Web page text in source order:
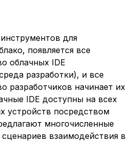
для
появляется все
облачных IDE
разработки), и все
разработчиков начинает их
IDE доступны на всех
устройств посредством
многочисленные
взаимодействия в